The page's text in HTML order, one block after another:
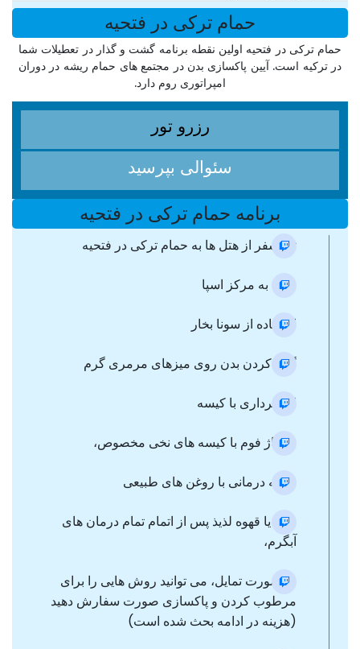
حمام ترکی در فتحیه
حمام ترکی در فتحیه اولین نقطه برنامه گشت و گذار در تعطیلات شما
در ترکیه است. آیین پاکسازی بدن در مجتمع های حمام ریشه در دوران
امپراتوری روم دارد.
رزرو تور
سئوالی بپرسید
برنامه حمام ترکی در فتحیه
ترانسفر از هتل ها به حمام ترکی در فتحیه
ورود به مرکز اسپا
استفاده از سونا بخار
گرم کردن بدن روی میزهای مرمری گرم
لایه برداری با کیسه
ماساژ فوم با کیسه های نخی مخصوص،
رایحه درمانی با روغن های طبیعی
چای یا قهوه لذیذ پس از اتمام تمام درمان های
آبگرم،
در صورت تمایل، می توانید روش هایی را برای
مرطوب کردن و پاکسازی صورت سفارش دهید
(هزینه در ادامه بحث شده است)